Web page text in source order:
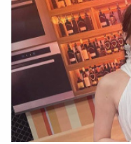
一切的原因，我結婚
福」。不過，這篇貼
刪除。據悉，頤原和八
演唱會記者會上透露，
小巨蛋開唱等等，而選
末班車」，屆時TRASH
會不會跟阿夜一樣「先
記就好，並表示自己已